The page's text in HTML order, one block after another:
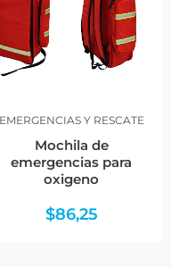
EMERGENCIAS Y RESCATE
Mochila de
emergencias para
oxigeno
$86,25